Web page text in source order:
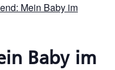
Mein Baby im
Baby im